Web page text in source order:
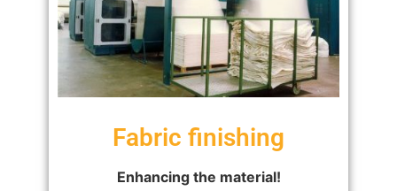
Fabric finishing
Enhancing the material!